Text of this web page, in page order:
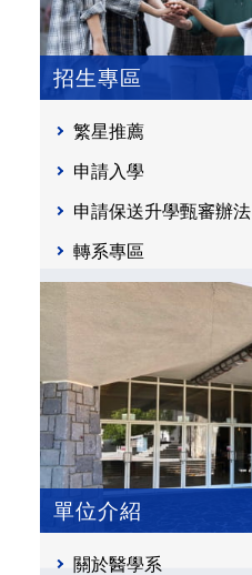
招生專區
繁星推薦
申請入學
申請保送升學甄審辦法
轉系專區
單位介紹
關於醫學系